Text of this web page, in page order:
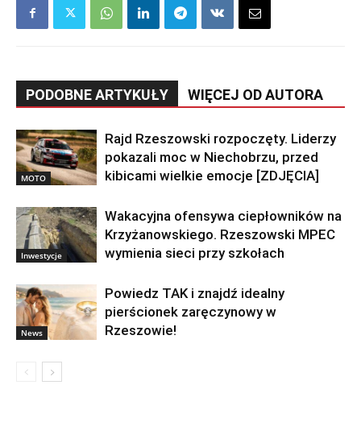
PODOBNE ARTYKUŁY WIĘCEJ OD AUTORA
MOTO
Rajd Rzeszowski rozpoczęty. Liderzy
pokazali moc w Niechobrzu, przed
kibicami wielkie emocje [ZDJĘCIA]
Inwestycje
Wakacyjna ofensywa ciepłowników na
Krzyżanowskiego. Rzeszowski MPEC
wymienia sieci przy szkołach
News
Powiedz TAK i znajdź idealny
pierścionek zaręczynowy w
Rzeszowie!